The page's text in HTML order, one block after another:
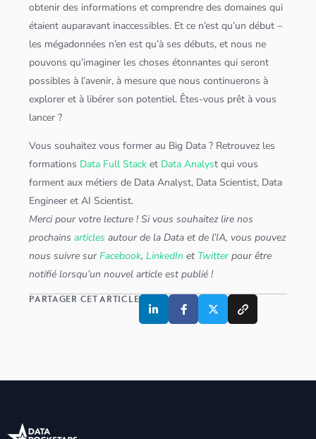
obtenir des informations et comprendre des domaines qui
étaient auparavant inaccessibles. Et ce n’est qu’un début –
les mégadonnées n’en est qu’à ses débuts, et nous ne
pouvons qu’imaginer les choses étonnantes qui seront
possibles à l’avenir, à mesure que nous continuerons à
explorer et à libérer son potentiel. Êtes-vous prêt à vous
lancer ?
Vous souhaitez vous former au Big Data ? Retrouvez les
formations Data Full Stack et Data Analyst qui vous
forment aux métiers de Data Analyst, Data Scientist, Data
Engineer etAI Scientist.
Merci pour votre lecture ! Si vous souhaitez lire nos
prochainsarticles autour de la Data et de l’IA, vous pouvez
nous suivre surFacebook,LinkedIn et Twitterpour être
notifié lorsqu’un nouvel article est publié !
PARTAGER CET ARTICLE